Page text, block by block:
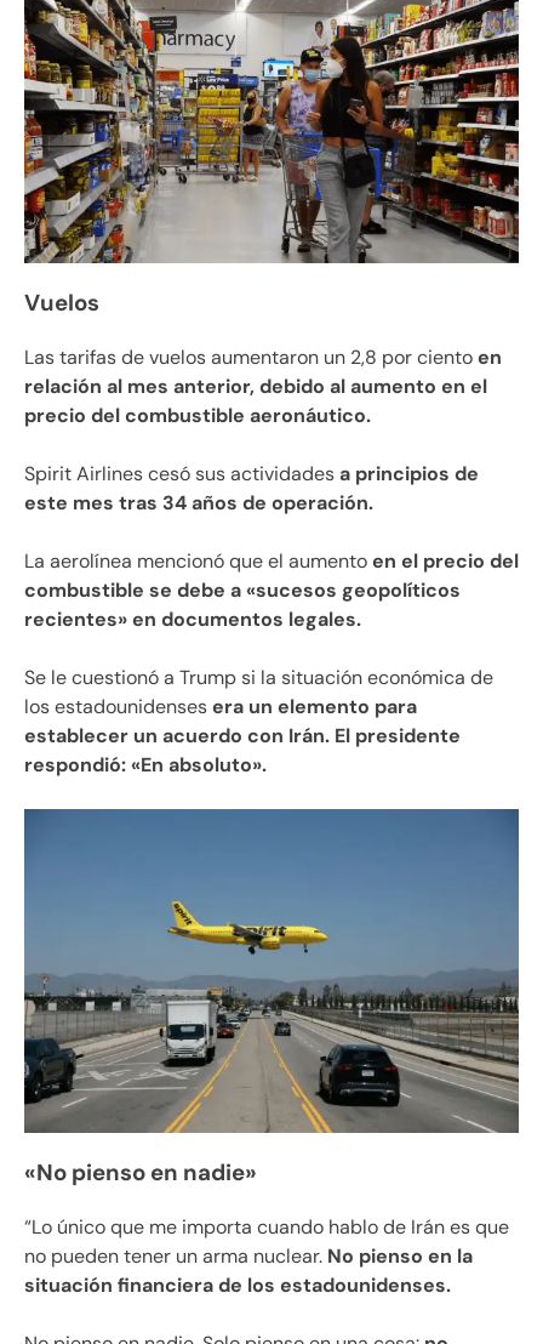
Vuelos
Las tarifas de vuelos aumentaron un 2,8 por cientoen
relación al mes anterior, debido al aumento en el
precio del combustible aeronáutico.
Spirit Airlines cesó sus actividadesa principios de
este mes tras 34 años de operación.
La aerolínea mencionó que el aumentoen el precio del
combustible se debe a «sucesos geopolíticos
recientes» en documentos legales.
Se le cuestionó a Trump si la situación económica de
los estadounidensesera un elemento para
establecer un acuerdo con Irán. El presidente
respondió: «En absoluto».
«No pienso en nadie»
“Lo único que me importa cuando hablo de Irán es que
no pueden tener un arma nuclear. No pienso en la
situación financiera de los estadounidenses.